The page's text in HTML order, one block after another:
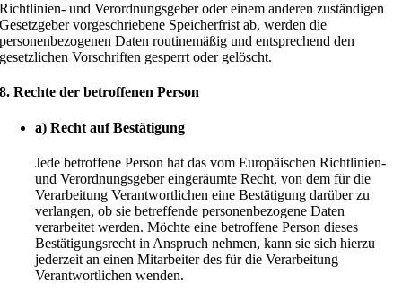
Richtlinien- und Verordnungsgeber oder einem anderen zuständigen
Gesetzgeber vorgeschriebene Speicherfrist ab, werden die
personenbezogenen Daten routinemäßig und entsprechend den
gesetzlichen Vorschriften gesperrt oder gelöscht.
8. Rechte der betroffenen Person
a) Recht auf Bestätigung
Jede betroffene Person hat das vom Europäischen Richtlinien-
und Verordnungsgeber eingeräumte Recht, von dem für die
Verarbeitung Verantwortlichen eine Bestätigung darüber zu
verlangen, ob sie betreffende personenbezogene Daten
verarbeitet werden. Möchte eine betroffene Person dieses
Bestätigungsrecht in Anspruch nehmen, kann sie sich hierzu
jederzeit an einen Mitarbeiter des für die Verarbeitung
Verantwortlichen wenden.